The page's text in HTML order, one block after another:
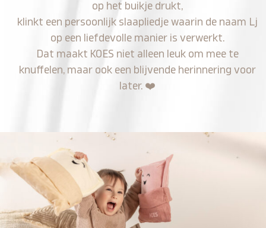
op het buikje drukt,
klinkt een persoonlijk slaapliedje waarin de naam Lj
op een liefdevolle manier is verwerkt.
Dat maakt KOES niet alleen leuk om mee te
knuffelen, maar ook een blijvende herinnering voor
later. ❤️